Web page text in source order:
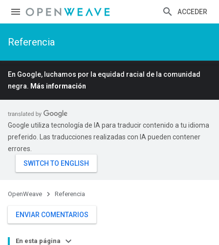
ACCEDER
Referencia
En Google, luchamos por la equidad racial de la comunidad
negra. Más información
Google utiliza tecnología de IA para traducir contenido a tu idioma
preferido. Las traducciones realizadas con IA pueden contener
errores.
OpenWeave Referencia
ENVIAR COMENTARIOS
En esta página